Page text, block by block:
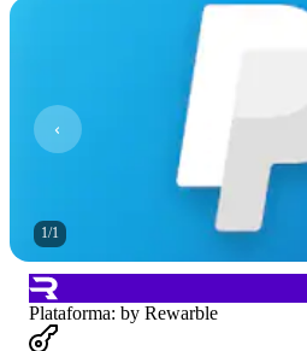
1/1
Plataforma: by Rewarble